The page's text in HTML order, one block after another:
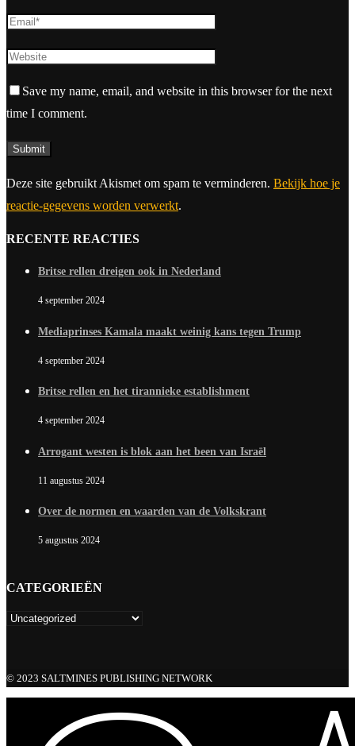
Save my name, email, and website in this browser for the next
time I comment.
Deze site gebruikt Akismet om spam te verminderen. Bekijk hoe je
reactie-gegevens worden verwerkt.
RECENTE REACTIES
Britse rellen dreigen ook in Nederland
4 september 2024
Mediaprinses Kamala maakt weinig kans tegen Trump
4 september 2024
Britse rellen en het tirannieke establishment
4 september 2024
Arrogant westen is blok aan het been van Israël
11 augustus 2024
Over de normen en waarden van de Volkskrant
5 augustus 2024
CATEGORIEËN
© 2023 SALTMINES PUBLISHING NETWORK